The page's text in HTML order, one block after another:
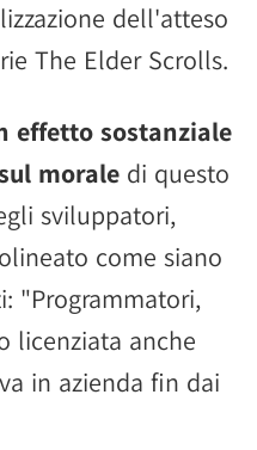
dell'atteso
The Elder Scrolls.
effetto sostanziale
morale di questo
sviluppatori,
come siano
"Programmatori,
licenziata anche
in azienda fin dai